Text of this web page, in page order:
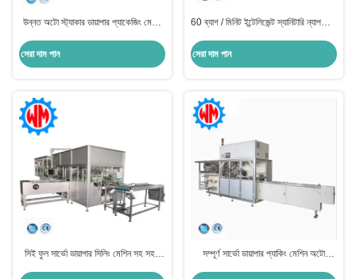
উন্নত অটো স্ট্যাকার ডায়াপার প্যাকেজিং মেশিন
সেরা দাম পান
60 ব্যাগ / মিনিট ইন্টেলিজেন্ট স্যানিটারি ন্যাপকিন /
সেরা দাম পান
সিই ফুল সার্ভো ডায়াপার সিলিং মেশিন সহ সহজ
সম্পূর্ণ সার্ভো ডায়াপার প্যাকিং মেশিন অটো